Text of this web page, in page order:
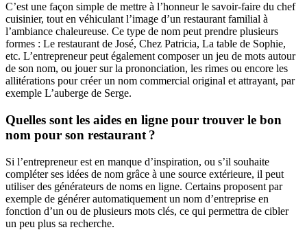
C’est une façon simple de mettre à l’honneur le savoir-faire du chef
cuisinier, tout en véhiculant l’image d’un restaurant familial à
l’ambiance chaleureuse. Ce type de nom peut prendre plusieurs
formes : Le restaurant de José, Chez Patricia, La table de Sophie,
etc. L’entrepreneur peut également composer un jeu de mots autour
de son nom, ou jouer sur la prononciation, les rimes ou encore les
allitérations pour créer un nom commercial original et attrayant, par
exemple L’auberge de Serge.
Quelles sont les aides en ligne pour trouver le bon
nom pour son restaurant ?
Si l’entrepreneur est en manque d’inspiration, ou s’il souhaite
compléter ses idées de nom grâce à une source extérieure, il peut
utiliser des générateurs de noms en ligne. Certains proposent par
exemple de générer automatiquement un nom d’entreprise en
fonction d’un ou de plusieurs mots clés, ce qui permettra de cibler
un peu plus sa recherche.